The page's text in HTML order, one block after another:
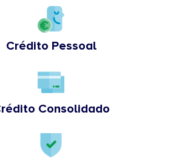
Crédito Pessoal
Consolidado